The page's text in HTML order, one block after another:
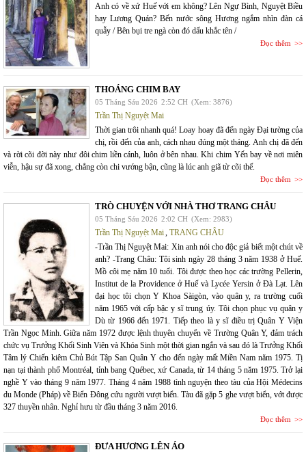
Anh có về xứ Huế với em không? Lên Ngự Bình, Nguyệt Biều
hay Lương Quán? Bến nước sông Hương ngắm nhìn đàn cá
quẫy / Bên bụi tre ngà còn đó dấu khắc tên /
Đọc thêm
THOÁNG CHIM BAY
05 Tháng Sáu 2026 2:52 CH (Xem: 3876)
Trần Thị Nguyệt Mai
Thời gian trôi nhanh quá! Loay hoay đã đến ngày Đại tường của
chị, rồi đến của anh, cách nhau đúng một tháng. Anh chị đã đến
và rời cõi đời này như đôi chim liền cánh, luôn ở bên nhau. Khi chim Yến bay về nơi miên
viễn, hậu sự đã xong, chẳng còn chi vướng bận, cũng là lúc anh giã từ cõi thế.
Đọc thêm
TRÒ CHUYỆN VỚI NHÀ THƠ TRANG CHÂU
05 Tháng Sáu 2026 2:02 CH (Xem: 2983)
Trần Thị Nguyệt Mai TRANG CHÂU
-Trần Thị Nguyệt Mai: Xin anh nói cho độc giả biết một chút về
anh? -Trang Châu: Tôi sinh ngày 28 tháng 3 năm 1938 ở Huế.
Mồ côi mẹ năm 10 tuổi. Tôi được theo học các trường Pellerin,
Institut de la Providence ở Huế và Lycée Yersin ở Đà Lạt. Lên
đại học tôi chọn Y Khoa Sàigòn, vào quân y, ra trường cuối
năm 1965 với cấp bậc y sĩ trung úy. Tôi chọn phục vụ quân y
Dù từ 1966 đến 1971. Tiếp theo là y sĩ điều trị Quân Y Viện
Trần Ngọc Minh. Giữa năm 1972 được lệnh thuyên chuyển về Trường Quân Y, đảm trách
chức vụ Trưởng Khối Sinh Viên và Khóa Sinh một thời gian ngắn và sau đó là Trưởng Khối
Tâm lý Chiến kiêm Chủ Bút Tập San Quân Y cho đến ngày mất Miền Nam năm 1975. Tị
nạn tại thành phố Montréal, tỉnh bang Québec, xứ Canada, từ 14 tháng 5 năm 1975. Trở lại
nghề Y vào tháng 9 năm 1977. Tháng 4 năm 1988 tình nguyện theo tàu của Hội Médecins
du Monde (Pháp) về Biển Đông cứu người vượt biển. Tàu đã gặp 5 ghe vượt biển, vớt được
327 thuyền nhân. Nghỉ hưu từ đầu tháng 3 năm 2016.
Đọc thêm
ĐƯA HƯƠNG LÊN ÁO